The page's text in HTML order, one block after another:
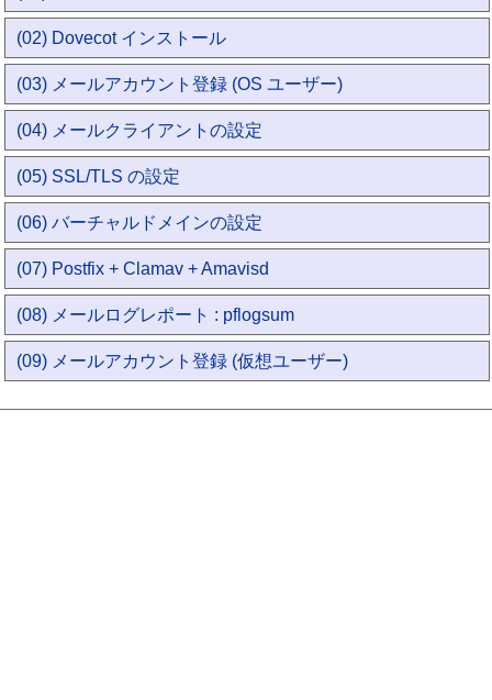
(02) Dovecot インストール
(03) メールアカウント登録 (OS ユーザー)
(04) メールクライアントの設定
(05) SSL/TLS の設定
(06) バーチャルドメインの設定
(07) Postfix + Clamav + Amavisd
(08) メールログレポート : pflogsum
(09) メールアカウント登録 (仮想ユーザー)